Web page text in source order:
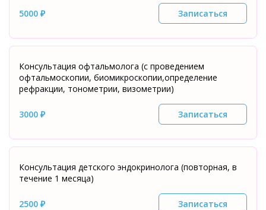
5000 ₽ Записаться
Консультация офтальмолога (с проведением
офтальмоскопии, биомикроскопии,определение
рефракции, тонометрии, визометрии)
3000 ₽ Записаться
Консультация детского эндокринолога (повторная, в
течение 1 месяца)
2500 ₽ Записаться